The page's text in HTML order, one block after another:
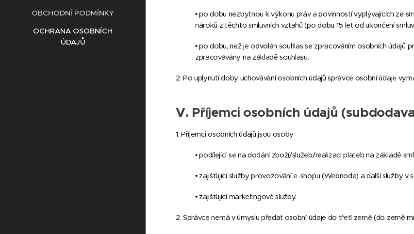
OBCHODNÍ PODMÍNKY
OCHRANA OSOBNÍCH
ÚDAJŮ
• po dobu nezbytnou k výkonu práv a povinností vyplývajících ze
nároků z těchto smluvních vztahů (po dobu 15 let od ukončení
• po dobu, než je odvolán souhlas se zpracováním osobních údajů
zpracovávány na základě souhlasu.
2. Po uplynutí doby uchovávání osobních údajů správce osobní údaje
V. Příjemci osobních údajů
1. Příjemci osobních údajů jsou osoby
• podílející se na dodání zboží/služeb/realizaci plateb na základě
• zajišťující služby provozování e-shopu (Webnode) a další služby v
• zajišťující marketingové služby.
2. Správce nemá v úmyslu předat osobní údaje do třetí země (do země